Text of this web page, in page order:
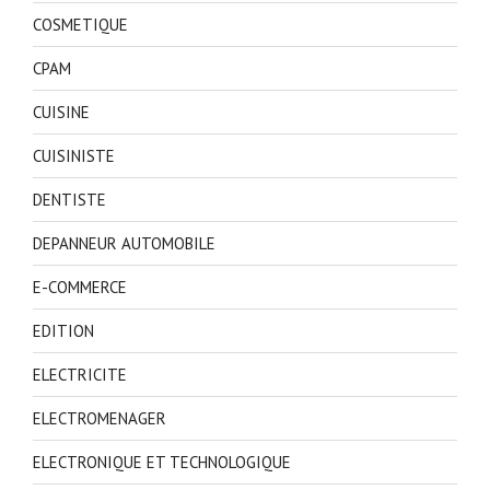
COSMETIQUE
CPAM
CUISINE
CUISINISTE
DENTISTE
DEPANNEUR AUTOMOBILE
E-COMMERCE
EDITION
ELECTRICITE
ELECTROMENAGER
ELECTRONIQUE ET TECHNOLOGIQUE